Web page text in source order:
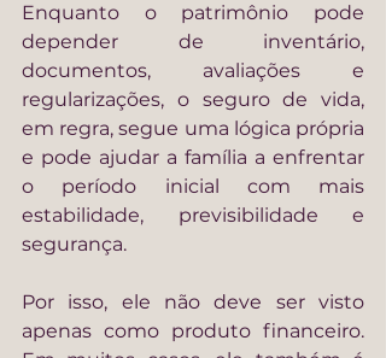
Enquanto o patrimônio pode
depender de inventário,
documentos, avaliações e
regularizações, o seguro de vida,
em regra, segue uma lógica própria
e pode ajudar a família a enfrentar
o período inicial com mais
estabilidade, previsibilidade e
segurança.
Por isso, ele não deve ser visto
apenas como produto financeiro.